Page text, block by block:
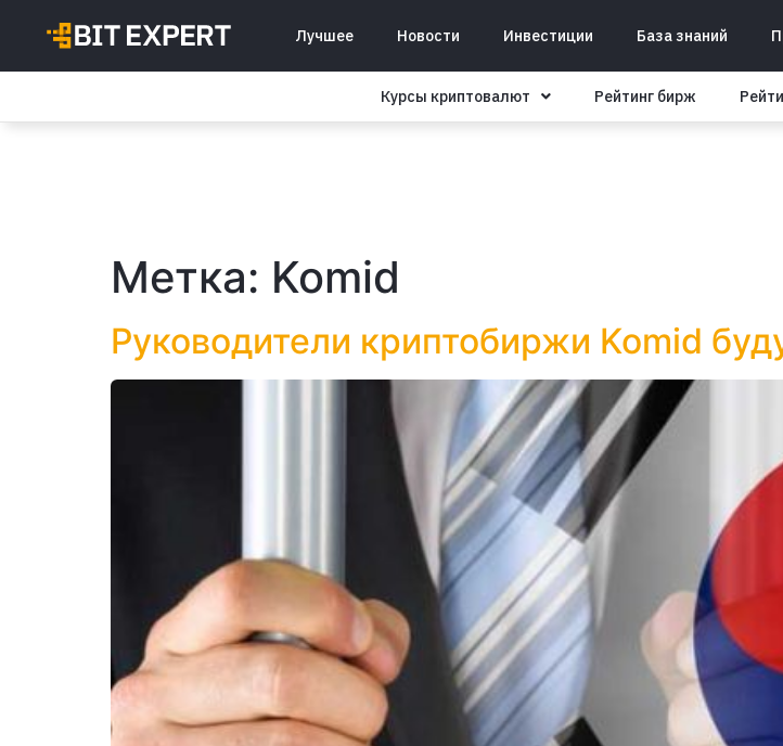
Лучшее Новости Инвестиции База знаний
Курсы криптовалют Рейтинг бирж
Метка: Komid
Руководители криптобиржи Komid